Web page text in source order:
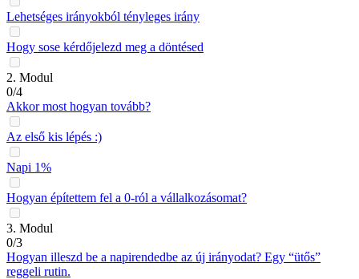
Lehetséges irányokból tényleges irány
Hogy sose kérdőjelezd meg a döntésed
2. Modul
0/4
Akkor most hogyan tovább?
Az első kis lépés :)
Napi 1%
Hogyan építettem fel a 0-ról a vállalkozásomat?
3. Modul
0/3
Hogyan illeszd be a napirendedbe az új irányodat? Egy “ütős”
reggeli rutin.